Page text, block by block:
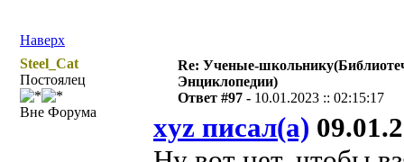
Наверх
Steel_Cat
Постоялец
Вне Форума
Re: Ученые-
Энциклопедии)
Ответ #97 - 10.01.2023 :: 02:15:17
xyz писал(а)